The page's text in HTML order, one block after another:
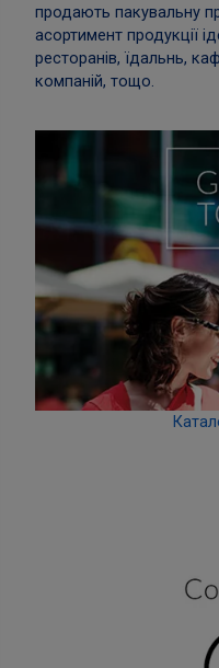
продають пакувальну
асортимент продукції
ресторанів, їдальнь,
компаній, тощо.